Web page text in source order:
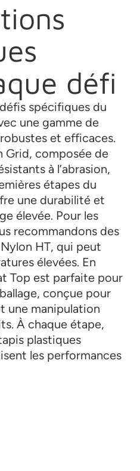
défi
spécifiques du
une gamme de
et efficaces.
Grid, composée de
à l’abrasion,
étapes du
une durabilité et
élevée. Pour les
recommandons des
HT, qui peut
élevées. En
Top est parfaite pour
conçue pour
une manipulation
À chaque étape,
plastiques
les performances